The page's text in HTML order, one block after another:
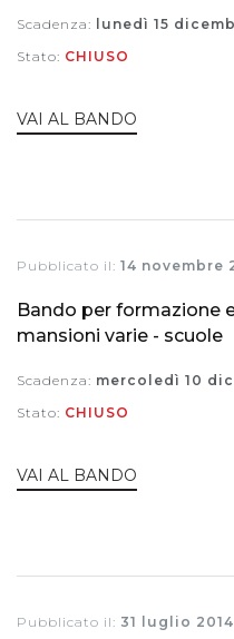
Scadenza:
lunedì 15
Stato: CHIUSO
VAI AL BANDO
Pubblicato il: 14 novembre
Bando per formazione
mansioni varie - scuole
Scadenza: mercoledì 10
Stato: CHIUSO
VAI AL BANDO
Pubblicato il: 31 luglio 2014